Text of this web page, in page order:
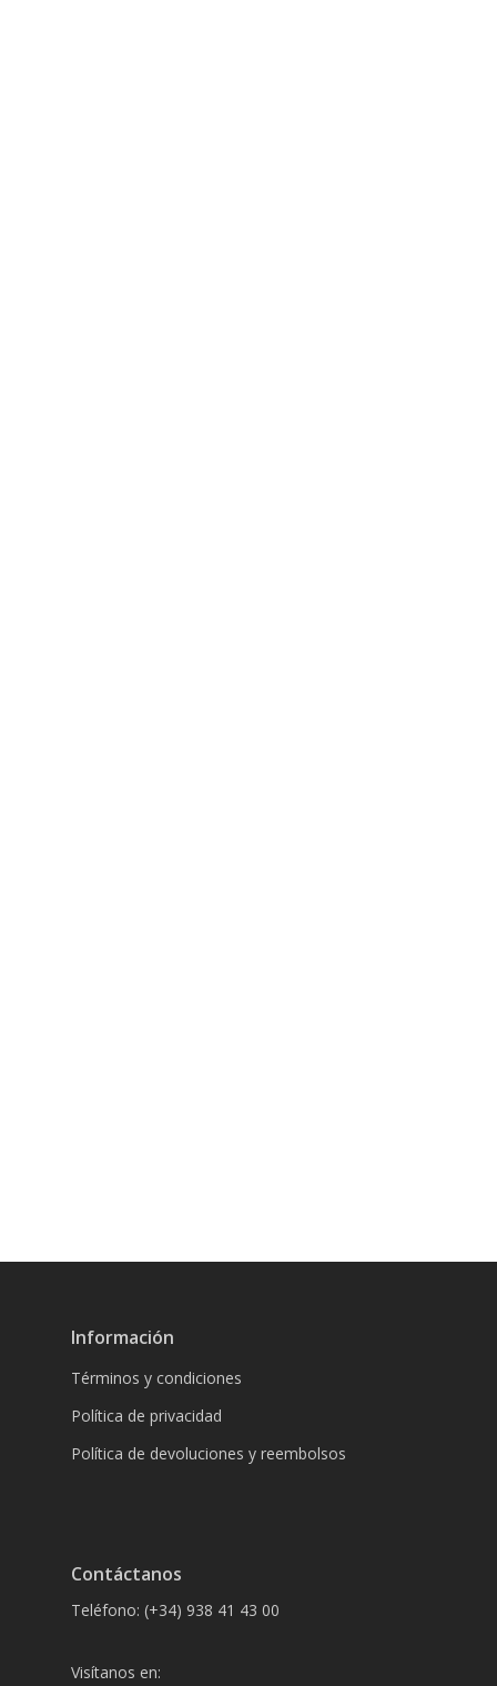
Información
Términos y condiciones
Política de privacidad
Política de devoluciones y reembolsos
Contáctanos
Teléfono: (+34) 938 41 43 00
Visítanos en: